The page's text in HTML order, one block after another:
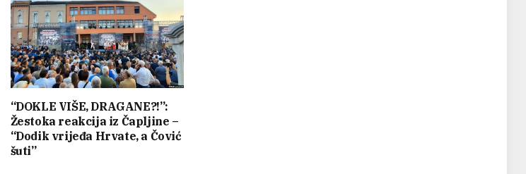
“DOKLE VIŠE, DRAGANE?!”:
Žestoka reakcija iz Čapljine –
“Dodik vrijeđa Hrvate, a Čović
šuti”